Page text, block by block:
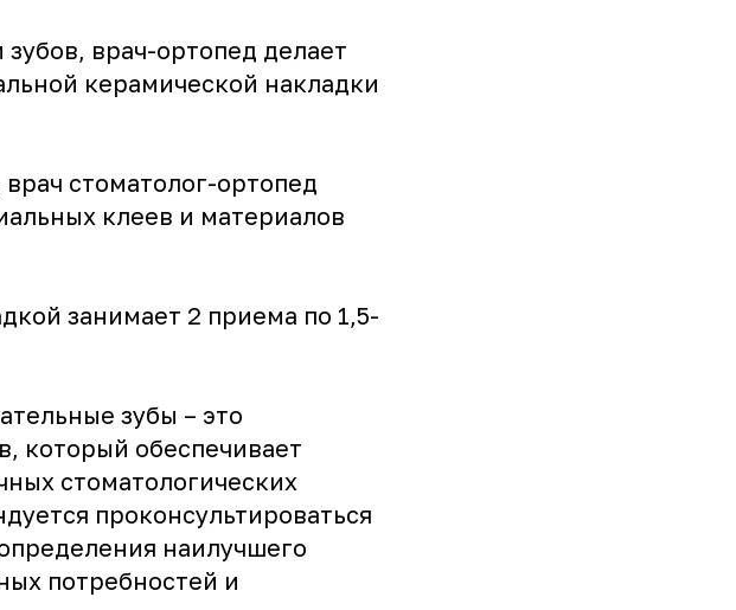
врач-ортопед делает
керамической накладки
стоматолог-ортопед
клеев и материалов
занимает 2 приема по 1,5-
зубы – это
который обеспечивает
стоматологических
проконсультироваться
наилучшего
потребностей и